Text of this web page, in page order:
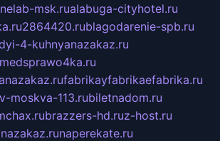
msk.rualabuga-cityhotel.ru
2864420.rublagodarenie-spb.ru
4-kuhnyanazakaz.ru
medsprawo4ka.ru
fabrikayfabrikaefabrika.ru
moskva-113.rubiletnadom.ru
brazzers-hd.ruz-host.ru
naperekate.ru